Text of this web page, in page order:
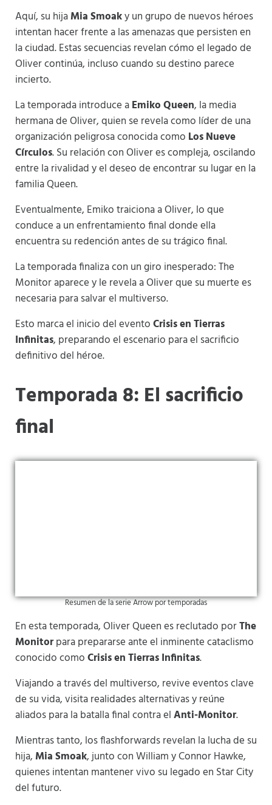
Aquí, su hijaMia Smoaky un grupo de nuevos héroes
intentan hacer frente a las amenazas que persisten en
la ciudad. Estas secuencias revelan cómo el legado de
Oliver continúa, incluso cuando su destino parece
incierto.
La temporada introduce aEmiko Queen, la media
hermana de Oliver, quien se revela como líder de una
organización peligrosa conocida como Los Nueve
Círculos. Su relación con Oliver es compleja, oscilando
entre la rivalidad y el deseo de encontrar su lugar en la
familia Queen.
Eventualmente, Emiko traiciona a Oliver, lo que
conduce a un enfrentamiento final donde ella
encuentra su redención antes de su trágico final.
La temporada finaliza con un giro inesperado: The
Monitor aparece y le revela a Oliver que su muerte es
necesaria para salvar el multiverso.
Esto marca el inicio del eventoCrisis en Tierras
Infinitas, preparando el escenario para el sacrificio
definitivo del héroe.
Temporada 8: El sacrificio
final
Resumen de la serie Arrow por temporadas
En esta temporada, Oliver Queen es reclutado porThe
Monitorpara prepararse ante el inminente cataclismo
conocido comoCrisis en Tierras Infinitas.
Viajando a través del multiverso, revive eventos clave
de su vida, visita realidades alternativas y reúne
aliados para la batalla final contra elAnti-Monitor.
Mientras tanto, los flashforwards revelan la lucha de su
hija, Mia Smoak, junto con William y Connor Hawke,
quienes intentan mantener vivo su legado en Star City
del futuro.